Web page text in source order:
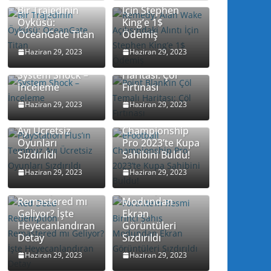
Bir Trajedinin
Öyküsü:
OceanGate Titan
Haziran 29, 2023
İçin Stephen
King’e 1$
Ödemiş
Haziran 29, 2023
System Shock –
İnceleme
Haziran 29, 2023
Point Blank’in
Haritası: Çöl
Fırtınası
Haziran 29, 2023
PlayStation
Plus’ın Temmuz
Ayı Ücretsiz
Oyunları
Sızdırıldı
Haziran 29, 2023
eFootball
Championship
Pro 2023’te Kupa
Sahibini Buldu!
Haziran 29, 2023
Red Dead
Redemption
Remastered mı
Geliyor? İşte
Heyecanlandıran
Detay
Haziran 29, 2023
Fortnite’ın Resmi
Birinci Şahıs
Modundan
Ekran
Görüntüleri
Sızdırıldı
Haziran 29, 2023
Bohemia